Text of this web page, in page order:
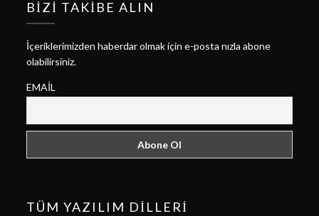
BIZI TAKIBE ALIN
İçeriklerimizden haberdar olmak için e-posta nızla abone
olabilirsiniz.
EMAIL
TÜM YAZILIM DILLERI